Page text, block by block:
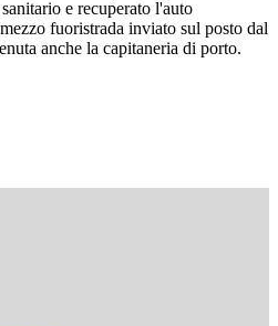
e recuperato l'auto
fuoristrada inviato sul posto dal
anche la capitaneria di porto.